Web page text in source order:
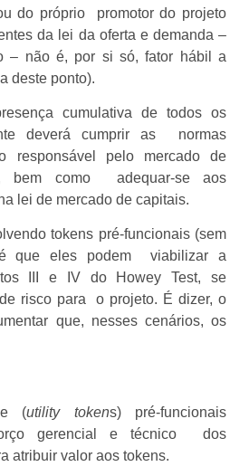
do próprio promotor do projeto
da lei da oferta e demanda –
– não é, por si só, fator hábil a
deste ponto).
cumulativa de todos os
deverá cumprir as normas
responsável pelo mercado de
bem como adequar-se aos
lei de mercado de capitais.
tokens pré-funcionais (sem
é que eles podem viabilizar a
III e IV do Howey Test, se
risco para o projeto. É dizer, o
que, nesses cenários, os
(utility tokens) pré-funcionais
gerencial e técnico dos
atribuir valor aos tokens.